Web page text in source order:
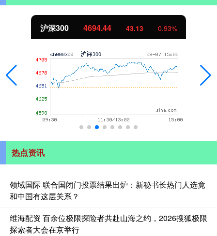
沪深300 4694.44 43.13 0.93%
热点资讯
领域国际 联合国闭门投票结果出炉：新秘书长热门人选竟
和中国有这层关系？
维海配资 百余位极限探险者共赴山海之约，2026搜狐极限
探索者大会在京举行